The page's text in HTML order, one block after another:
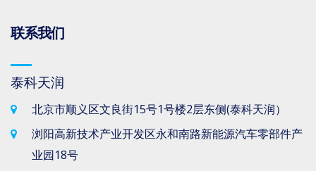
联系我们
泰科天润
北京市顺义区文良街15号1号楼2层东侧(泰科天润）
浏阳高新技术产业开发区永和南路新能源汽车零部件产
业园18号